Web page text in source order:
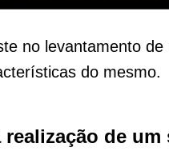
no levantamento
do mesmo.
de